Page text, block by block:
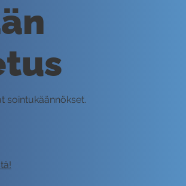
sointukäännökset.